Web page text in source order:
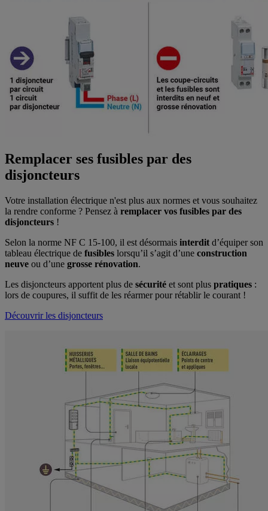
Remplacer ses fusibles par des
disjoncteurs
Votre installation électrique n'est plus aux normes et vous souhaitez
la rendre conforme ? Pensez à remplacer vos fusibles par des
disjoncteurs !
Selon la norme NF C 15-100, il est désormais interdit d’équiper son
tableau électrique de fusibles lorsqu’il s’agit d’une construction
neuve ou d’une grosse rénovation.
Les disjoncteurs apportent plus de sécurité et sont plus pratiques :
lors de coupures, il suffit de les réarmer pour rétablir le courant !
Découvrir les disjoncteurs